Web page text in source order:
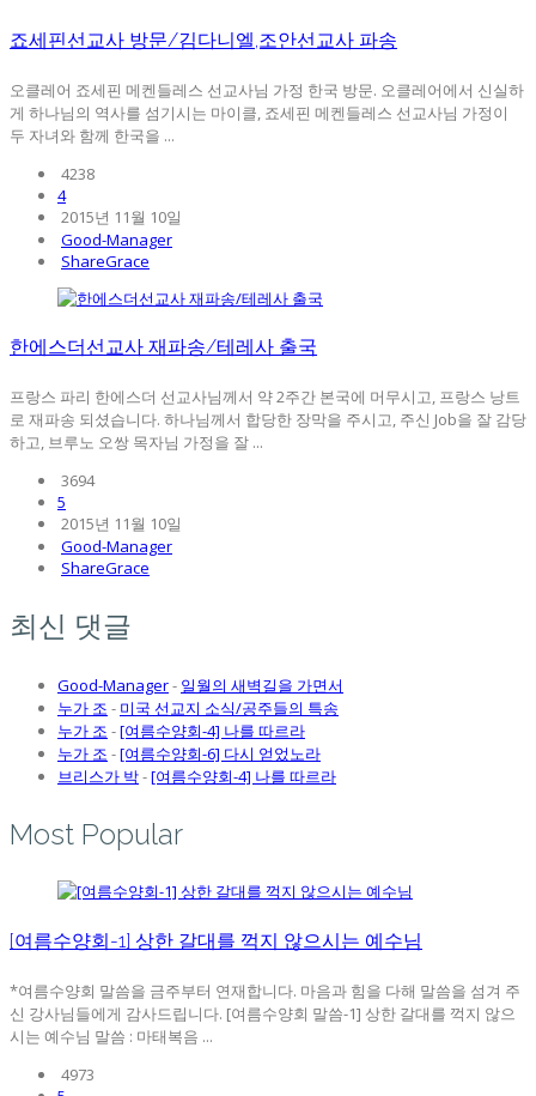
죠세핀선교사 방문/김다니엘,조안선교사 파송
오클레어 죠세핀 메켄들레스 선교사님 가정 한국 방문. 오클레어에서 신실하
게 하나님의 역사를 섬기시는 마이클, 죠세핀 메켄들레스 선교사님 가정이
두 자녀와 함께 한국을 ...
4238
4
2015년 11월 10일
Good-Manager
ShareGrace
한에스더선교사 재파송/테레사 출국
프랑스 파리 한에스더 선교사님께서 약 2주간 본국에 머무시고, 프랑스 낭트
로 재파송 되셨습니다. 하나님께서 합당한 장막을 주시고, 주신 Job을 잘 감당
하고, 브루노 오쌍 목자님 가정을 잘 ...
3694
5
2015년 11월 10일
Good-Manager
ShareGrace
최신 댓글
Good-Manager- 일월의 새벽길을 가면서
누가 조 - 미국 선교지 소식/공주들의 특송
누가 조 -[여름수양회-4] 나를 따르라
누가 조 -[여름수양회-6] 다시 얻었노라
브리스가 박-[여름수양회-4] 나를 따르라
Most Popular
[여름수양회-1] 상한 갈대를 꺽지 않으시는 예수님
*여름수양회 말씀을 금주부터 연재합니다. 마음과 힘을 다해 말씀을 섬겨 주
신 강사님들에게 감사드립니다. [여름수양회 말씀-1] 상한 갈대를 꺽지 않으
시는 예수님 말씀 : 마태복음 ...
4973